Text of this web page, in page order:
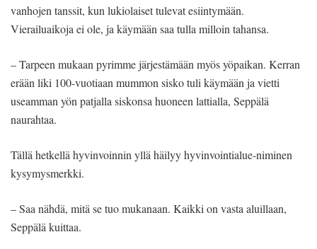
vanhojen tanssit, kun lukiolaiset tulevat esiintymään.
Vierailuaikoja ei ole, ja käymään saa tulla milloin tahansa.
– Tarpeen mukaan pyrimme järjestämään myös yöpaikan. Kerran
erään liki 100-vuotiaan mummon sisko tuli käymään ja vietti
useamman yön patjalla siskonsa huoneen lattialla, Seppälä
naurahtaa.
Tällä hetkellä hyvinvoinnin yllä häilyy hyvinvointialue-niminen
kysymysmerkki.
– Saa nähdä, mitä se tuo mukanaan. Kaikki on vasta aluillaan,
Seppälä kuittaa.